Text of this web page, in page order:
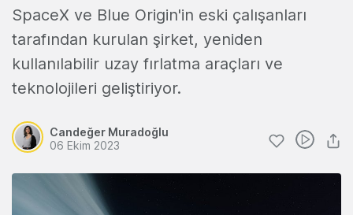
SpaceX ve Blue Origin'in eski çalışanları
tarafından kurulan şirket, yeniden
kullanılabilir uzay fırlatma araçları ve
teknolojileri geliştiriyor.
Candeğer Muradoğlu
06 Ekim 2023